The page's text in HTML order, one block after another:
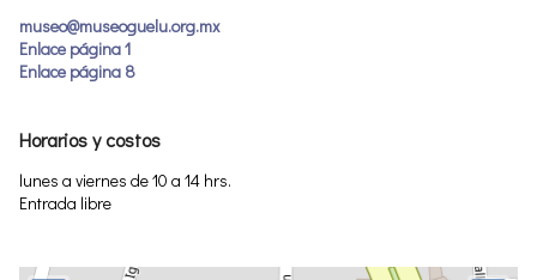
museo@museoguelu.org.mx
Enlace página 1
Enlace página 8
Horarios y costos
lunes a viernes de 10 a 14 hrs.
Entrada libre